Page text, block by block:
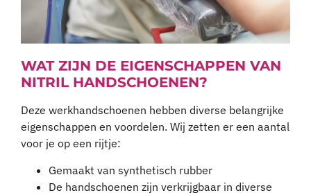
WAT ZIJN DE EIGENSCHAPPEN VAN
NITRIL HANDSCHOENEN?
Deze werkhandschoenen hebben diverse belangrijke
eigenschappen en voordelen. Wij zetten er een aantal
voor je op een rijtje:
Gemaakt van synthetisch rubber
De handschoenen zijn verkrijgbaar in diverse